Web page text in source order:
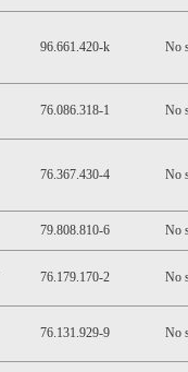
96.661.420-k No
76.086.318-1 No
76.367.430-4 No
79.808.810-6 No
76.179.170-2 No
76.131.929-9 No